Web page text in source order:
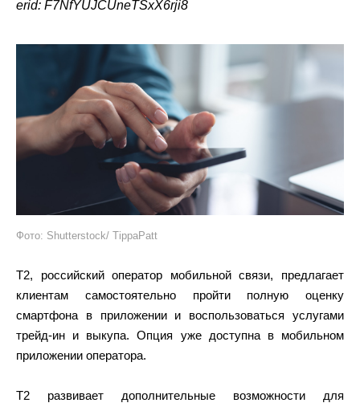
erid: F7NfYUJCUneTSxX6rji8
Фото: Shutterstock/ TippaPatt
T2, российский оператор мобильной связи, предлагает
клиентам самостоятельно пройти полную оценку
смартфона в приложении и воспользоваться услугами
трейд-ин и выкупа. Опция уже доступна в мобильном
приложении оператора.
Т2 развивает дополнительные возможности для